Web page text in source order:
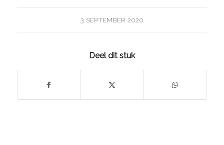
3 SEPTEMBER 2020
Deel dit stuk